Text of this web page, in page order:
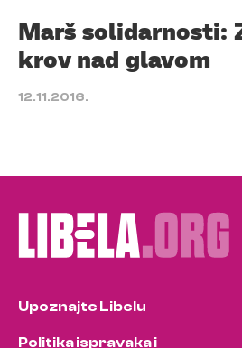
Marš solidarnosti:
krov nad glavom
12.11.2016.
Upoznajte Libelu
Politika ispravaka i